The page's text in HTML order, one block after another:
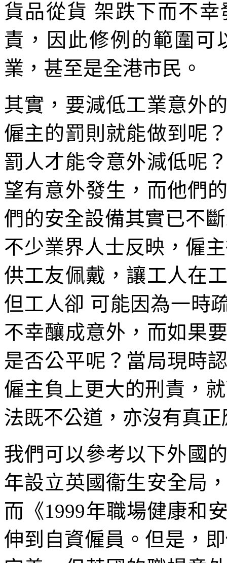
貨品從貨 架跌下而不
責，因此修例的範圍可
業，甚至是全港市民。
其實，要減低工業意外
僱主的罰則就能做到呢
罰人才能令意外減低呢
望有意外發生，而他們
們的安全設備其實已不
不少業界人士反映，僱
供工友佩戴，讓工人在
但工人卻 可能因為一時
不幸釀成意外，而如果
是否公平呢？當局現時
僱主負上更大的刑責，
法既不公道，亦沒有真
我們可以參考以下外國
年設立英國衞生安全局
而《1999年職場健康和
伸到自資僱員。但是，